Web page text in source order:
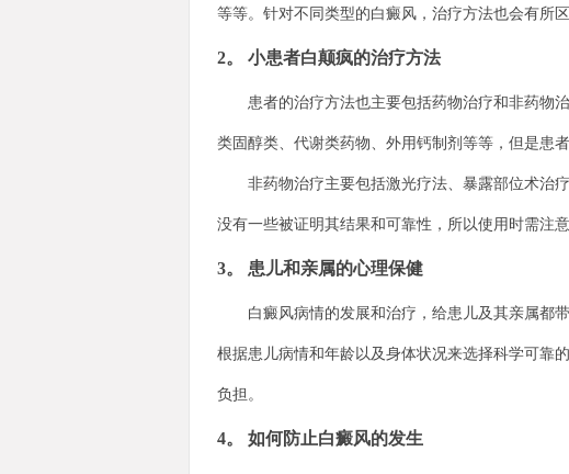
等等。针对不同类型的白癜风，治疗方法也会有所区
2。 小患者白颠疯的治疗方法
患者的治疗方法也主要包括药物治疗和非药物治
类固醇类、代谢类药物、外用钙制剂等等，但是患
非药物治疗主要包括激光疗法、暴露部位术治疗
没有一些被证明其结果和可靠性，所以使用时需注意
3。 患儿和亲属的心理保健
白癜风病情的发展和治疗，给患儿及其亲属都带
根据患儿病情和年龄以及身体状况来选择科学可靠
负担。
4。 如何防止白癜风的发生